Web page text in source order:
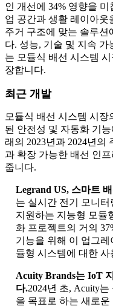
인 개선에 34% 영향을
업 공간과 생활 레이아
주거 구조에 맞는 솔루션
다. 성능, 기술 및 지속
는 모듈식 배선 시스템
장합니다.
최근 개발
모듈식 배선 시스템 시
된 안전성 및 자동화 기
래의 2023년과 2024년의
과 확장 가능한 배선 인
줍니다.
Legrand US, 스마트
는 실시간 전기 모니
지원하는 지능형 모듈
화 프로젝트의 거의
기능을 위해 이 업그
듈형 시스템에 대한
Acuity Brands는 IoT
다.2024년 초, Acuity
을 목표로 하는 새로